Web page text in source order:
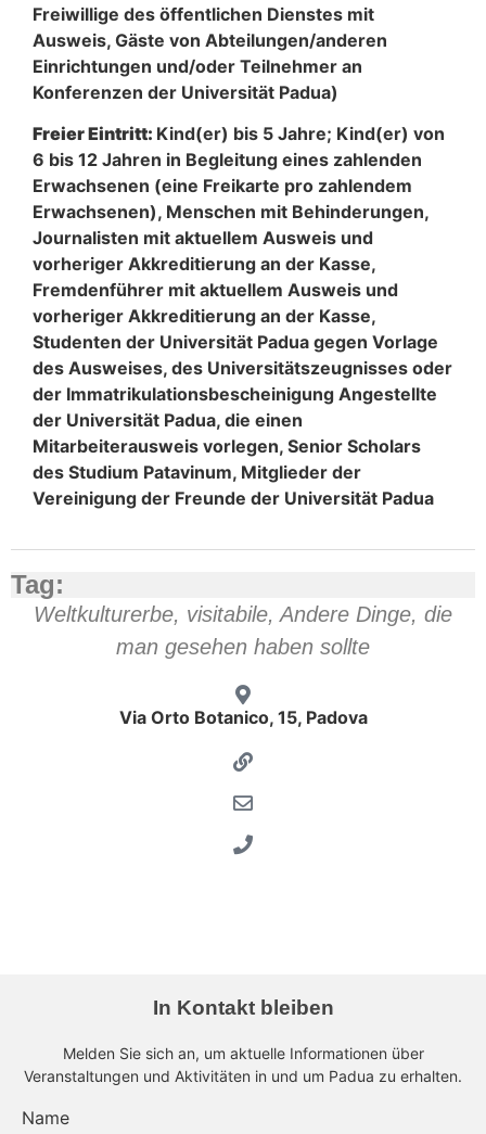
Freiwillige des öffentlichen Dienstes mit
Ausweis, Gäste von Abteilungen/anderen
Einrichtungen und/oder Teilnehmer an
Konferenzen der Universität Padua)
Freier Eintritt: Kind(er) bis 5 Jahre; Kind(er) von
6 bis 12 Jahren in Begleitung eines zahlenden
Erwachsenen (eine Freikarte pro zahlendem
Erwachsenen), Menschen mit Behinderungen,
Journalisten mit aktuellem Ausweis und
vorheriger Akkreditierung an der Kasse,
Fremdenführer mit aktuellem Ausweis und
vorheriger Akkreditierung an der Kasse,
Studenten der Universität Padua gegen Vorlage
des Ausweises, des Universitätszeugnisses oder
der Immatrikulationsbescheinigung Angestellte
der Universität Padua, die einen
Mitarbeiterausweis vorlegen, Senior Scholars
des Studium Patavinum, Mitglieder der
Vereinigung der Freunde der Universität Padua
Tag:
Weltkulturerbe, visitabile, Andere Dinge, die
man gesehen haben sollte
Via Orto Botanico, 15, Padova
In Kontakt bleiben
Melden Sie sich an, um aktuelle Informationen über
Veranstaltungen und Aktivitäten in und um Padua zu erhalten.
Name